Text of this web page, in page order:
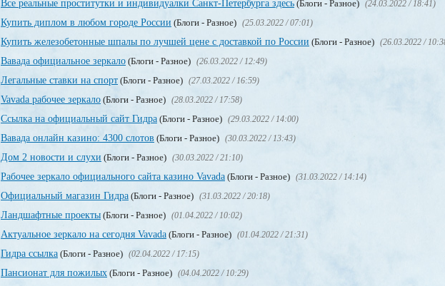
Все реальные проститутки и индивидуалки Санкт-Петербурга здесь (Блоги - Разное) (24.03.2022 / 18:41)
Купить диплом в любом городе России (Блоги - Разное) (25.03.2022 / 07:01)
Купить железобетонные шпалы по лучшей цене с доставкой по России (Блоги - Разное) (26.03.2022 /
Вавада официальное зеркало (Блоги - Разное) (26.03.2022 / 12:49)
Легальные ставки на спорт (Блоги - Разное) (27.03.2022 / 16:59)
Vavada рабочее зеркало (Блоги - Разное) (28.03.2022 / 17:58)
Ссылка на официальный сайт Гидра (Блоги - Разное) (29.03.2022 / 14:00)
Вавада онлайн казино: 4300 слотов (Блоги - Разное) (30.03.2022 / 13:43)
Дом 2 новости и слухи (Блоги - Разное) (30.03.2022 / 21:10)
Рабочее зеркало официального сайта казино Vavada (Блоги - Разное) (31.03.2022 / 14:14)
Официальный магазин Гидра (Блоги - Разное) (31.03.2022 / 20:18)
Ландшафтные проекты (Блоги - Разное) (01.04.2022 / 10:02)
Актуальное зеркало на сегодня Vavada (Блоги - Разное) (01.04.2022 / 21:31)
Гидра ссылка (Блоги - Разное) (02.04.2022 / 17:15)
Пансионат для пожилых (Блоги - Разное) (04.04.2022 / 10:29)